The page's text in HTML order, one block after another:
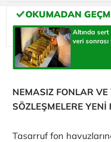
Altında
veri sonrası
NEMASIZ FONLAR VE
SÖZLEŞMELERE
Tasarruf fon